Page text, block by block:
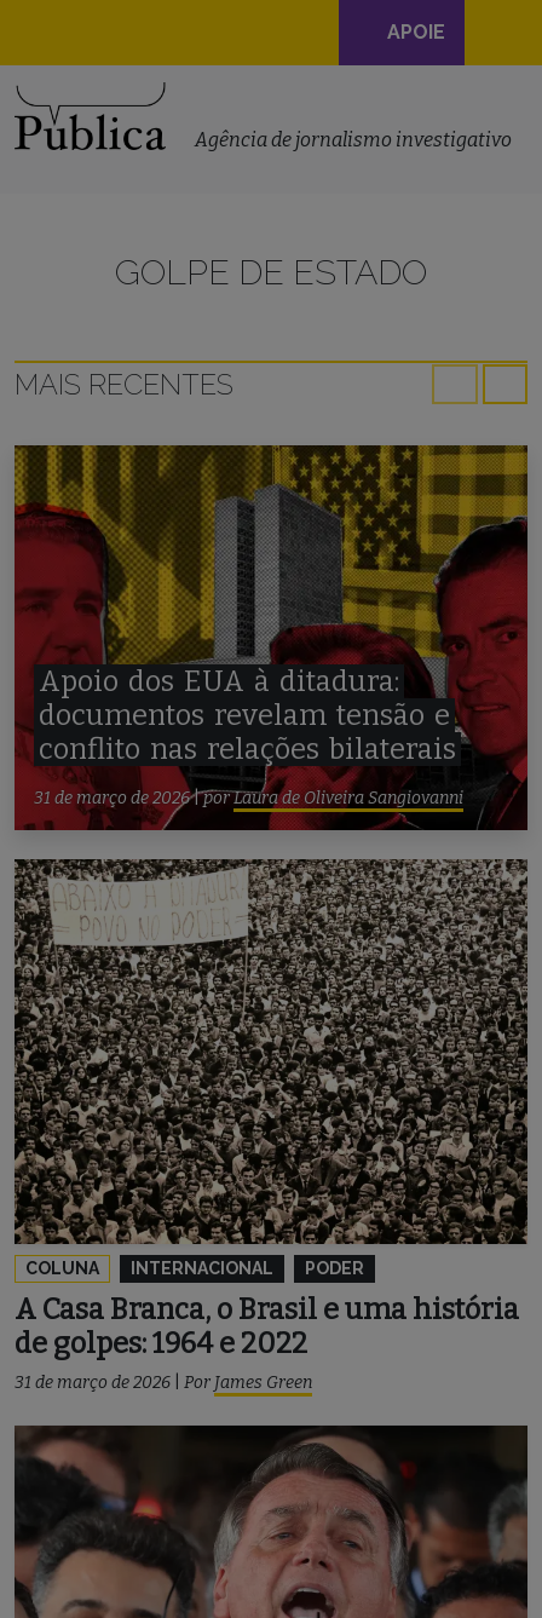
Navegação
principal
APOIE
Agência de jornalismo investigativo
GOLPE DE ESTADO
MAIS RECENTES
Apoio dos EUA à ditadura:
documentos revelam tensão e
conflito nas relações bilaterais
31 de março de 2026|porLaura de Oliveira Sangiovanni
COLUNA INTERNACIONAL PODER
A Casa Branca, o Brasil e uma história
de golpes: 1964 e 2022
31 de março de 2026 Por James Green